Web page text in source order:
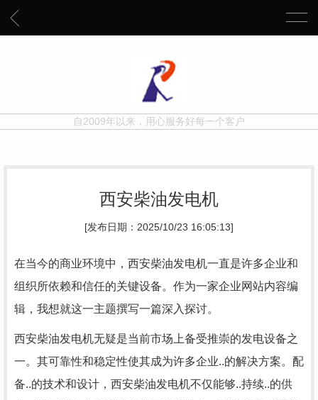
自2009年以来，用心服务好每一个客户
西安柴油发电机
[发布日期：2025/10/23 16:05:13]
在当今的商业环境中，西安柴油发电机一直是许多企业和
组织所依赖和信任的关键设备。作为一家企业网站内容编
辑，我想就这一主题撰写一篇深入探讨。
西安柴油发电机无疑是当前市场上备受推崇的发电设备之
一。其可靠性和稳定性使其成为许多企业..的解决方案。配
备..的技术和设计，西安柴油发电机不仅能够..持续..的供